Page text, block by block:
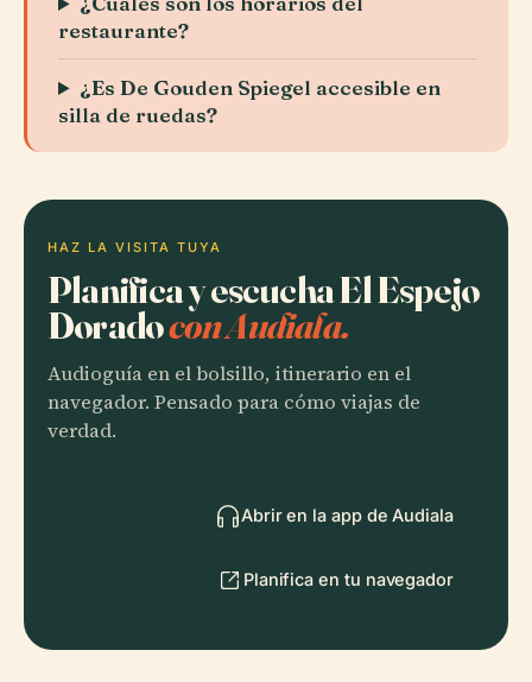
restaurante?
¿Es De Gouden Spiegel accesible en
silla de ruedas?
HAZ LA VISITA TUYA
Planifica y escucha El Espejo
Doradocon Audiala.
Audioguía en el bolsillo, itinerario en el
navegador. Pensado para cómo viajas de
verdad.
Abrir en la app de Audiala
Planifica en tu navegador